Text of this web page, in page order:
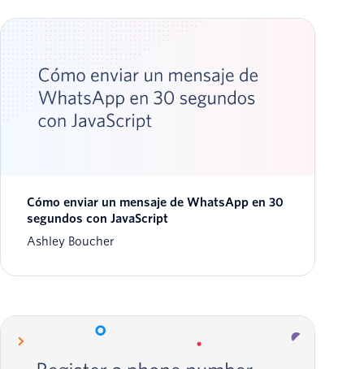
Cómo enviar un mensaje de WhatsApp en 30
segundos con JavaScript
Ashley Boucher